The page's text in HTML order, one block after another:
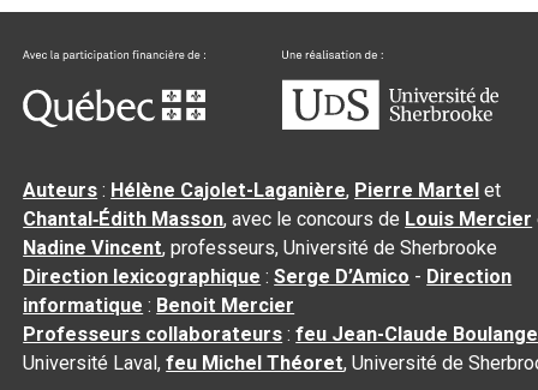
Auteurs : Hélène Cajolet-Laganière, Pierre Martel et
Chantal‑Édith Masson, avec le concours de Louis Mercier
Nadine Vincent, professeurs, Université de Sherbrooke
Direction lexicographique :Serge D’Amico - Direction
informatique : Benoit Mercier
Professeurs collaborateurs :feu Jean-Claude
Université Laval,feu Michel Théoret, Université de